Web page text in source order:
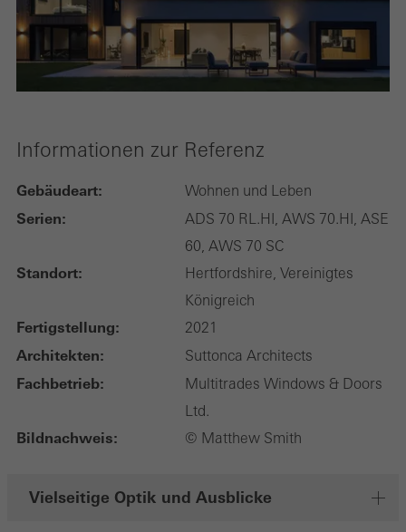
Informationen zur Referenz
Gebäudeart: Wohnen und Leben
Serien:
ADS 70 RL.HI, AWS 70.HI, ASE
60, AWS 70 SC
Standort:
Hertfordshire, Vereinigtes
Königreich
Fertigstellung: 2021
Architekten: Suttonca Architects
Fachbetrieb:
Multitrades Windows & Doors
Ltd.
Bildnachweis: © Matthew Smith
Vielseitige Optik und Ausblicke